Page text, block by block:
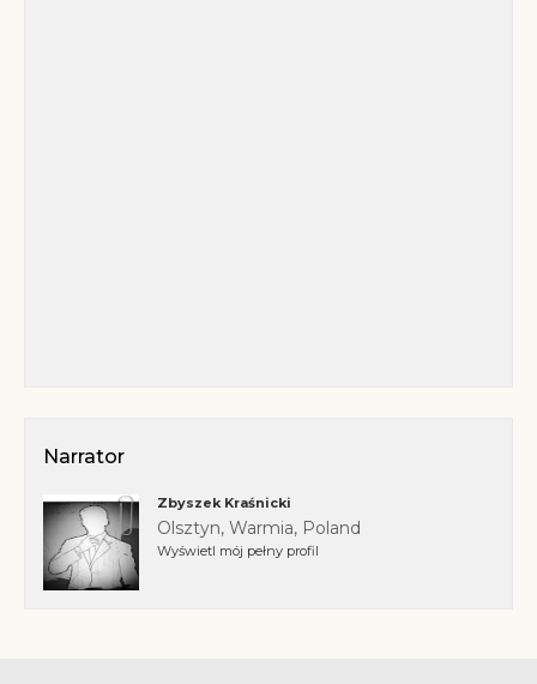
Narrator
Zbyszek Kraśnicki
Olsztyn, Warmia, Poland
Wyświetl mój pełny profil